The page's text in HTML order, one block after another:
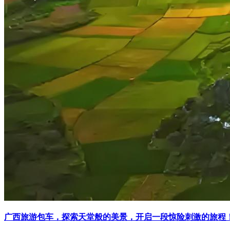
广西旅游包车，探索天堂般的美景，开启一段惊险刺激的旅程